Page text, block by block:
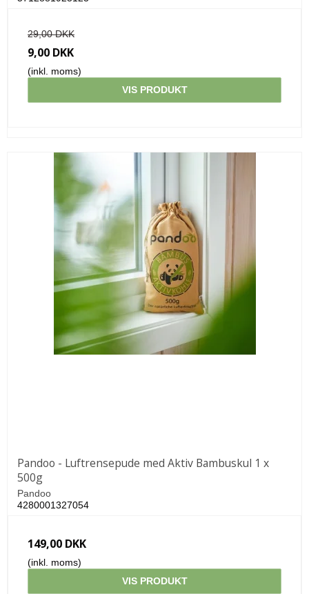
29,00 DKK
9,00 DKK
(inkl. moms)
VIS PRODUKT
Pandoo - Luftrensepude med Aktiv Bambuskul 1 x
500g
Pandoo
4280001327054
149,00 DKK
(inkl. moms)
VIS PRODUKT